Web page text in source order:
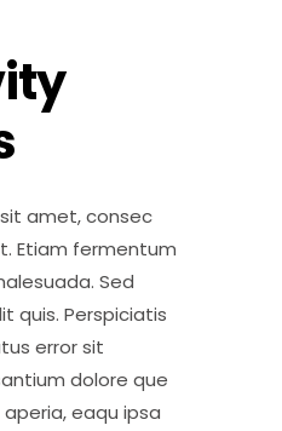
amet, consec
Etiam fermentum
Sed
quis. Perspiciatis
error sit
dolore que
eaqu ipsa